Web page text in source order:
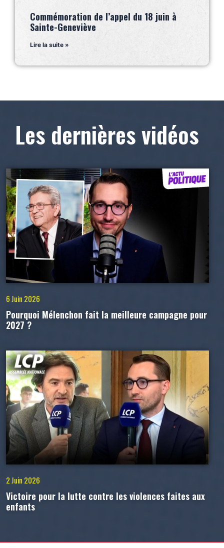
Commémoration de l’appel du 18 juin à
Sainte-Geneviève
Lire la suite »
Les dernières vidéos
6 Juin 2026
Pourquoi Mélenchon fait la meilleure campagne pour
2027 ?
2 Juin 2026
Victoire pour la lutte contre les violences faites aux
enfants